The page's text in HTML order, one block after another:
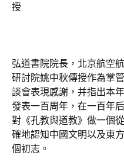
授
弘道書院院長，北京航空
研討院姚中秋傳授作為掌
談會表現感謝，并指出本
發表一百周年，在一百年
對《孔教與道教》做一個
確地認知中國文明以及東
個初志。